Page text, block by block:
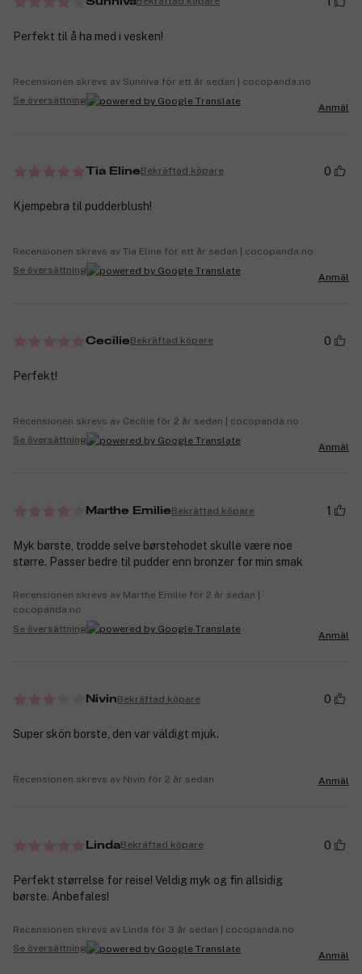
Perfekt til å ha med i vesken!
Recensionen skrevs av Sunniva för ett år sedan | cocopanda.no
Se översättning
Anmäl
Tia ElineBekräftad köpare 0
Kjempebra til pudderblush!
Recensionen skrevs av Tia Eline för ett år sedan | cocopanda.no
Se översättning
Anmäl
CecilieBekräftad köpare 0
Perfekt!
Recensionen skrevs av Cecilie för 2 år sedan | cocopanda.no
Se översättning
Anmäl
Marthe EmilieBekräftad köpare 1
Myk børste, trodde selve børstehodet skulle være noe
større. Passer bedre til pudder enn bronzer for min smak
Recensionen skrevs av Marthe Emilie för 2 år sedan |
cocopanda.no
Se översättning
Anmäl
NivinBekräftad köpare 0
Super skön borste, den var väldigt mjuk.
Recensionen skrevs av Nivin för 2 år sedan Anmäl
LindaBekräftad köpare 0
Perfekt størrelse for reise! Veldig myk og fin allsidig
børste. Anbefales!
Recensionen skrevs av Linda för 3 år sedan | cocopanda.no
Se översättning
Anmäl